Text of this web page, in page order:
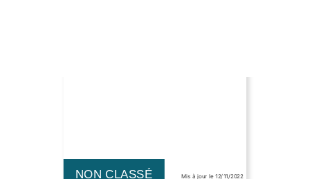
NON CLASSÉ Mis à jour le 12/11/2022